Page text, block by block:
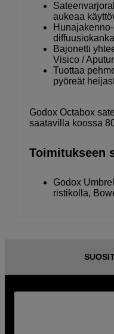
aukeaa
Bajonetti
Visico /
Tuottaa
pyöreät
Godox Octabox
saatavilla koossa
Toimitukseen
Godox
ristikolla,